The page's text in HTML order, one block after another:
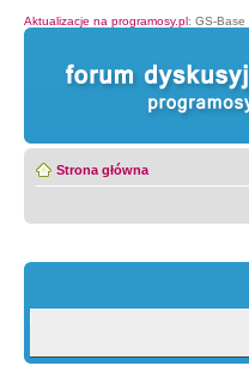
Aktualizacje na programosy.pl: GS-Base
Strona główna